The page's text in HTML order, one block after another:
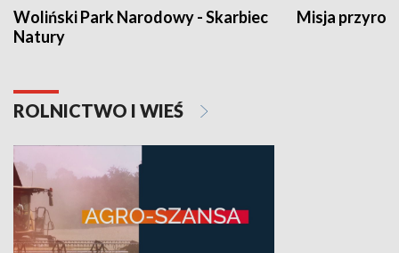
Woliński Park Narodowy - Skarbiec
Natury
Misja
ROLNICTWO I WIEŚ